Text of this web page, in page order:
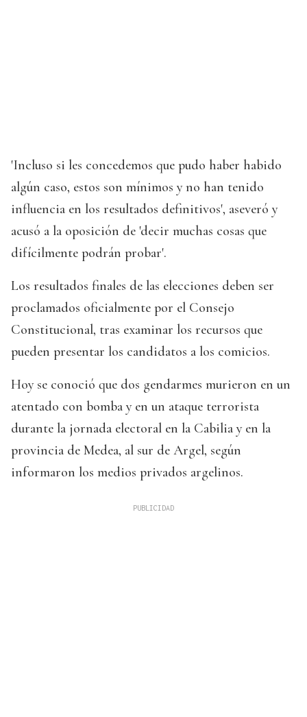
'Incluso si les concedemos que pudo haber habido
algún caso, estos son mínimos y no han tenido
influencia en los resultados definitivos', aseveró y
acusó a la oposición de 'decir muchas cosas que
difícilmente podrán probar'.
Los resultados finales de las elecciones deben ser
proclamados oficialmente por el Consejo
Constitucional, tras examinar los recursos que
pueden presentar los candidatos a los comicios.
Hoy se conoció que dos gendarmes murieron en un
atentado con bomba y en un ataque terrorista
durante la jornada electoral en la Cabilia y en la
provincia de Medea, al sur de Argel, según
informaron los medios privados argelinos.